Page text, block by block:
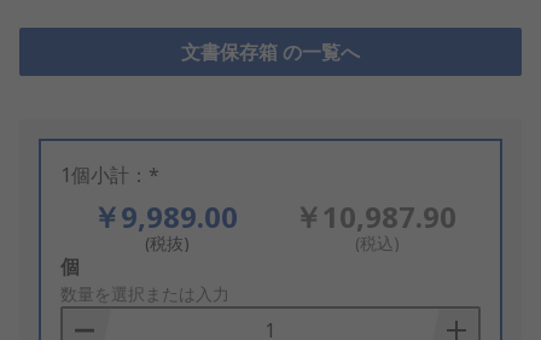
文書保存箱 の一覧へ
1個小計：*
￥9,989.00
(税抜)
￥10,987.90
(税込)
Add
to
Basket
個
数量を選択または入力